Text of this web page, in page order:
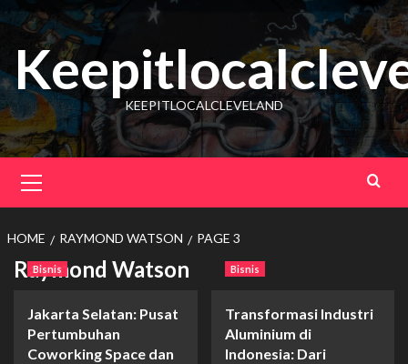
Skip
content
KEEPITLOCALCLEVELAND
Menu
HOME RAYMOND WATSON PAGE 3
Raymond Watson
Bisnis
Jakarta Selatan: Pusat
Pertumbuhan
Coworking Space dan
Bisnis
Transformasi Industri
Aluminium di
Indonesia: Dari